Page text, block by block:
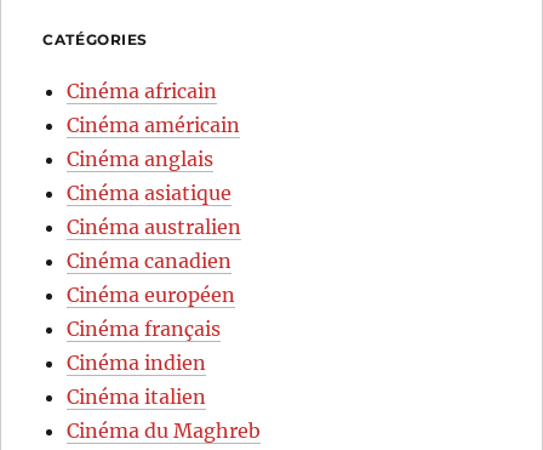
CATÉGORIES
Cinéma africain
Cinéma américain
Cinéma anglais
Cinéma asiatique
Cinéma australien
Cinéma canadien
Cinéma européen
Cinéma français
Cinéma indien
Cinéma italien
Cinéma du Maghreb